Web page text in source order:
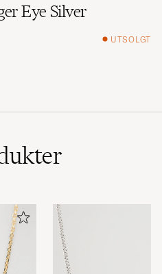
Eye Silver
UTSOLGT